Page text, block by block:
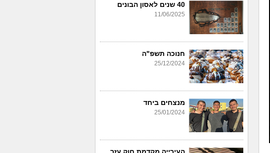
40 שנים לאסון הבונים
11/06/2025
חנוכה תשפ"ה
25/12/2024
מנצחים ביחד
25/01/2024